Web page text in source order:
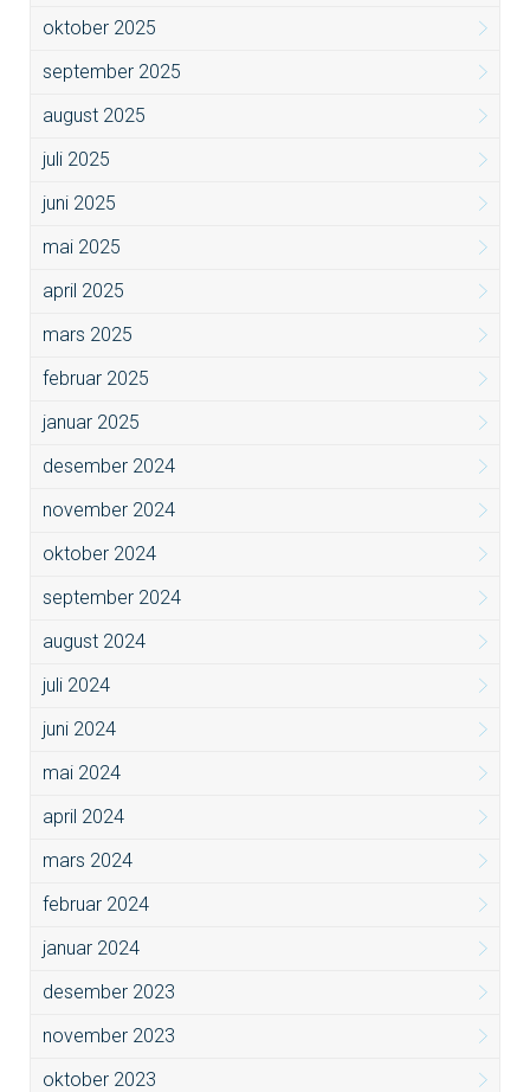
oktober 2025
september 2025
august 2025
juli 2025
juni 2025
mai 2025
april 2025
mars 2025
februar 2025
januar 2025
desember 2024
november 2024
oktober 2024
september 2024
august 2024
juli 2024
juni 2024
mai 2024
april 2024
mars 2024
februar 2024
januar 2024
desember 2023
november 2023
oktober 2023